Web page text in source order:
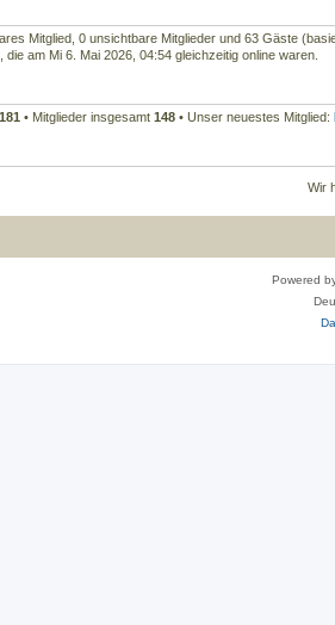
Mitglied, 0 unsichtbare Mitglieder und 63 Gäste
die am Mi 6. Mai 2026, 04:54 gleichzeitig online waren.
181 • Mitglieder insgesamt 148 • Unser neuestes Mitglied:
Wir
Powered